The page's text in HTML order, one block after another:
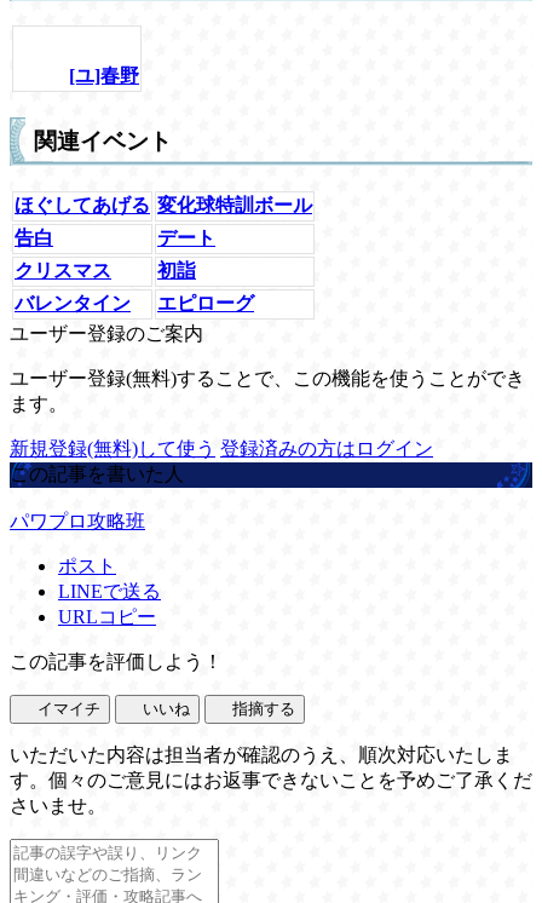
[ユ]春野
関連イベント
ほぐしてあげる 変化球特訓ボール
告白
デート
クリスマス
初詣
バレンタイン
エピローグ
ユーザー登録のご案内
ユーザー登録(無料)することで、この機能を使うことができ
ます。
新規登録(無料)して使う 登録済みの方はログイン
この記事を書いた人
パワプロ攻略班
ポスト
LINEで送る
URLコピー
この記事を評価しよう！
イマイチ いいね 指摘する
いただいた内容は担当者が確認のうえ、順次対応いたしま
す。個々のご意見にはお返事できないことを予めご了承くだ
さいませ。